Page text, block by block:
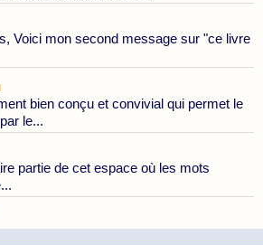
Voici mon second message sur "ce livre
bien conçu et convivial qui permet le
le...
partie de cet espace où les mots